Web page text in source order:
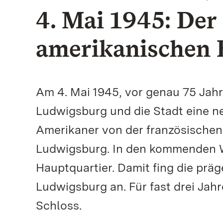
4. Mai 1945:
amerikanischen
Am 4. Mai 1945, vor genau 75
Ludwigsburg und die Stadt eine
Amerikaner von der
Ludwigsburg. In den
Hauptquartier. Damit fing die
Ludwigsburg an. Für fast drei
Schloss.